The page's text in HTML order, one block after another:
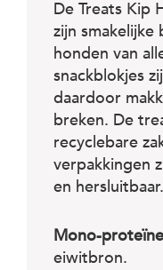
De Treats Kip
zijn smakelijke
honden van
snackblokjes
daardoor
breken. De
recyclebare
verpakkingen
en hersluitbaar.
Mono-proteïne
eiwitbron.